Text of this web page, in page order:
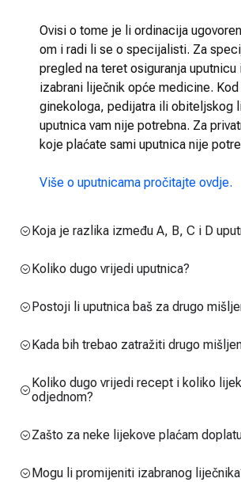
Ovisi o tome je li ordinacija
om i radi li se o specijalisti. Za
pregled na teret osiguranja uputnicu
izabrani liječnik opće medicine.
ginekologa, pedijatra ili obiteljskog
uputnica vam nije potrebna. Za
koje plaćate sami uputnica nije
Više o uputnicama pročitajte ovdje.
Koja je razlika između A, B, C i D
Koliko dugo vrijedi uputnica?
Postoji li uputnica baš za drugo
Kada bih trebao zatražiti drugo
Koliko dugo vrijedi recept i koliko
odjednom?
Zašto za neke lijekove plaćam
Mogu li promijeniti izabranog